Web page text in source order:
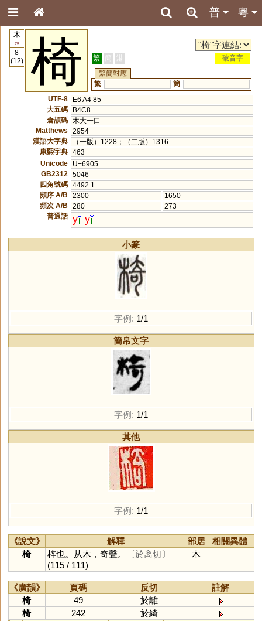
粵
普
木
75
8
(12)
椅 繁 簡 港
破音字
繁簡對應
繁
簡
UTF-8
E6 A4 85
大五碼
B4C8
倉頡碼
木大一口
Matthews
2954
漢語大字典
（一版）1228；（二版）1316
康熙字典 463
Unicode
U+6905
GB2312
5046
四角號碼 4492.1
頻序 A/B
2300
1650
頻次 A/B
280
273
普通話 y y
小篆
字例: 1/1
簡帛文字
字例: 1/1
其他
字例: 1/1
《說文》 解釋 部居
相關異體
椅
梓也。从木，奇聲。
〔於离切〕
(115 / 111)
木
《廣韻》 頁碼 反切
註解
椅
49
於離
椅
242
於綺